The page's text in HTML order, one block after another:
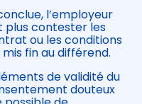
l’employeur
plus contester les
ou les conditions
fin au différend.
de validité du
douteux